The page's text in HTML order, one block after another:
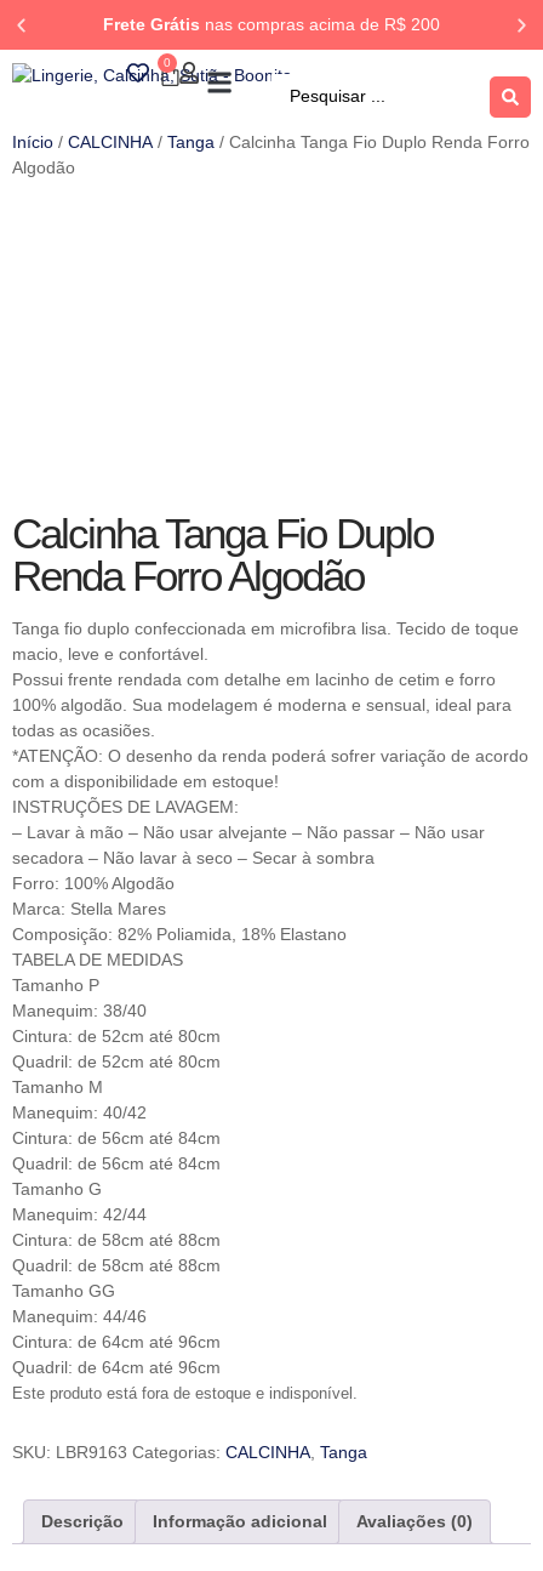
Frete Grátis nas compras acima de R$ 200
0
Início / CALCINHA / Tanga / Calcinha Tanga Fio Duplo Renda Forro
Algodão
Calcinha Tanga Fio Duplo
Renda Forro Algodão
Tanga fio duplo confeccionada em microfibra lisa. Tecido de toque
macio, leve e confortável.
Possui frente rendada com detalhe em lacinho de cetim e forro
100% algodão. Sua modelagem é moderna e sensual, ideal para
todas as ocasiões.
*ATENÇÃO: O desenho da renda poderá sofrer variação de acordo
com a disponibilidade em estoque!
INSTRUÇÕES DE LAVAGEM:
– Lavar à mão – Não usar alvejante – Não passar – Não usar
secadora – Não lavar à seco – Secar à sombra
Forro: 100% Algodão
Marca: Stella Mares
Composição: 82% Poliamida, 18% Elastano
TABELA DE MEDIDAS
Tamanho P
Manequim: 38/40
Cintura: de 52cm até 80cm
Quadril: de 52cm até 80cm
Tamanho M
Manequim: 40/42
Cintura: de 56cm até 84cm
Quadril: de 56cm até 84cm
Tamanho G
Manequim: 42/44
Cintura: de 58cm até 88cm
Quadril: de 58cm até 88cm
Tamanho GG
Manequim: 44/46
Cintura: de 64cm até 96cm
Quadril: de 64cm até 96cm
Este produto está fora de estoque e indisponível.
SKU: LBR9163 Categorias: CALCINHA Tanga
Descrição Informação adicional Avaliações (0)